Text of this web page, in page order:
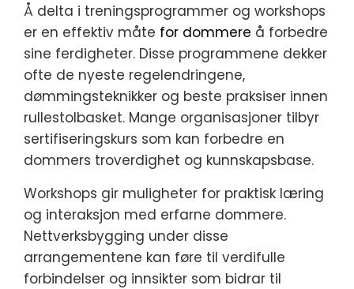
Å delta i treningsprogrammer og workshops
er en effektiv måte for dommere å forbedre
sine ferdigheter. Disse programmene dekker
ofte de nyeste regelendringene,
dømmingsteknikker og beste praksiser innen
rullestolbasket. Mange organisasjoner tilbyr
sertifiseringskurs som kan forbedre en
dommers troverdighet og kunnskapsbase.
Workshops gir muligheter for praktisk læring
og interaksjon med erfarne dommere.
Nettverksbygging under disse
arrangementene kan føre til verdifulle
forbindelser og innsikter som bidrar til